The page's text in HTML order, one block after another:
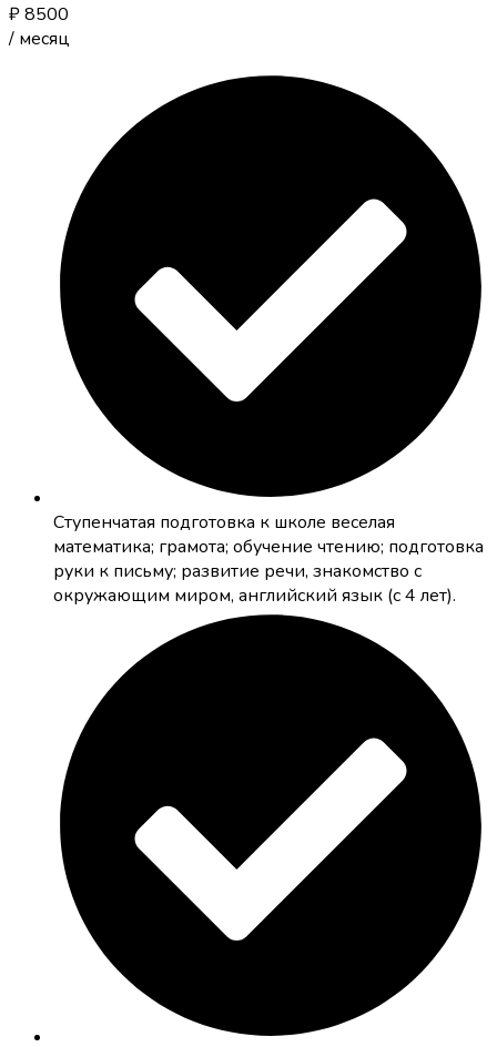
₽8500
/ месяц
Cтупенчатая подготовка к школе веселая
математика; грамота; обучение чтению; подготовка
руки к письму; развитие речи, знакомство с
окружающим миром, английский язык (с 4 лет).